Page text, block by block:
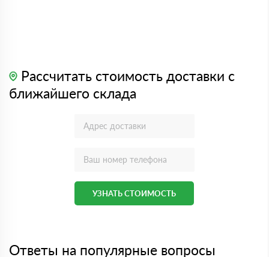
Рассчитать стоимость доставки с
ближайшего склада
УЗНАТЬ СТОИМОСТЬ
Ответы на популярные вопросы